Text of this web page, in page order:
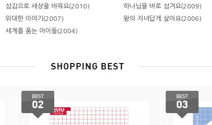
섬김으로 세상을 바꿔요(2010)
하나님을 바로 섬겨요(2009)
위대한 이야기(2007)
왕의 자녀답게 살아요(2006)
세계를 품는 아이들(2004)